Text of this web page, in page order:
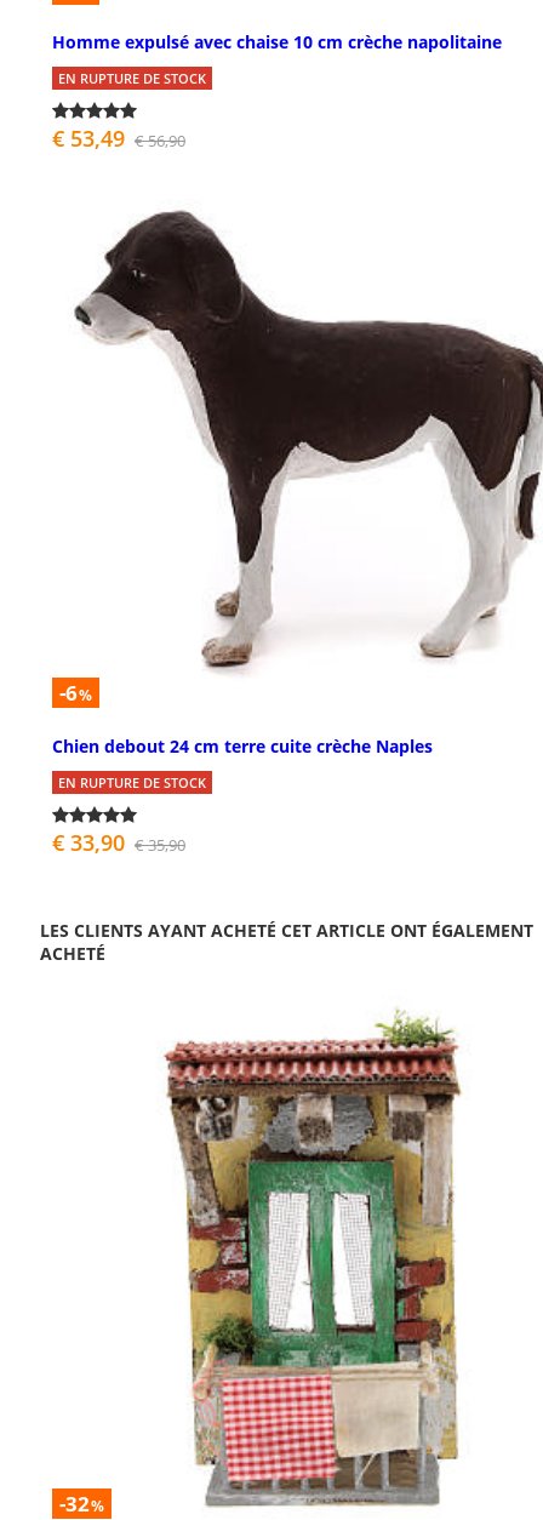
Homme expulsé avec chaise 10 cm crèche napolitaine
EN RUPTURE DE STOCK
€ 53,49 € 56,90
-6%
Chien debout 24 cm terre cuite crèche Naples
EN RUPTURE DE STOCK
€ 33,90 € 35,90
LES CLIENTS AYANT ACHETÉ CET ARTICLE ONT ÉGALEMENT
ACHETÉ
-32%